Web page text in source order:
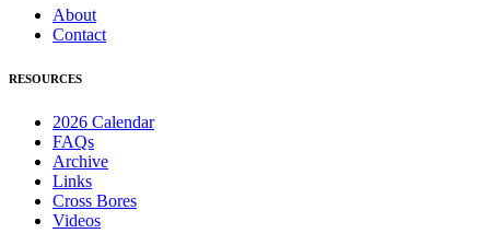
About
Contact
RESOURCES
2026 Calendar
FAQs
Archive
Links
Cross Bores
Videos